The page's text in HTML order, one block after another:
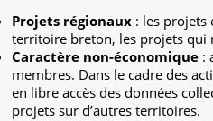
Projets régionaux : les projets
territoire breton, les projets qui
Caractère non-économique :
membres. Dans le cadre des
en libre accès des données
projets sur d’autres territoires.